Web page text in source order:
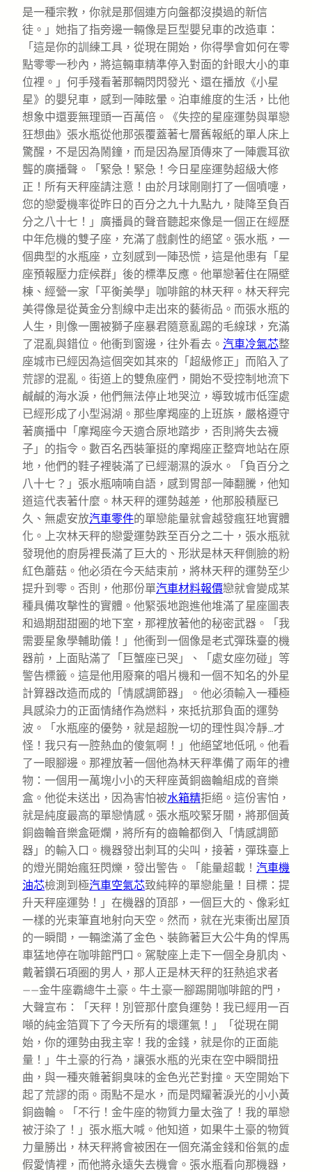
是一種宗教，你就是那個連方向盤都沒摸過的新信
徒。」她指了指旁邊一輛像是巨型嬰兒車的改造車：
「這是你的訓練工具，從現在開始，你得學會如何在零
點零零一秒內，將這輛車精準停入對面的針眼大小的車
位裡。」何手殘看著那輛閃閃發光、還在播放《小星
星》的嬰兒車，感到一陣眩暈。泊車維度的生活，比他
想象中還要無理頭一百萬倍。《失控的星座運勢與單戀
狂想曲》張水瓶從他那張覆蓋著七層舊報紙的單人床上
驚醒，不是因為鬧鐘，而是因為屋頂傳來了一陣震耳欲
聾的廣播聲。「緊急！緊急！今日星座運勢超級大修
正！所有天秤座請注意！由於月球剛剛打了一個噴嚏，
您的戀愛機率從昨日的百分之九十九點九，陡降至負百
分之八十七！」廣播員的聲音聽起來像是一個正在經歷
中年危機的雙子座，充滿了戲劇性的絕望。張水瓶，一
個典型的水瓶座，立刻感到一陣恐慌，這是他患有「星
座預報壓力症候群」後的標準反應。他單戀著住在隔壁
棟、經營一家「平衡美學」咖啡館的林天秤。林天秤完
美得像是從黃金分割線中走出來的藝術品。而張水瓶的
人生，則像一團被獅子座暴君隨意亂踢的毛線球，充滿
了混亂與錯位。他衝到窗邊，往外看去。 汽車冷氣芯整
座城市已經因為這個突如其來的「超級修正」而陷入了
荒謬的混亂。街道上的雙魚座們，開始不受控制地流下
鹹鹹的海水淚，他們無法停止地哭泣，導致城市低窪處
已經形成了小型潟湖。那些摩羯座的上班族，嚴格遵守
著廣播中「摩羯座今天適合原地踏步，否則將失去襪
子」的指令。數百名西裝筆挺的摩羯座正整齊地站在原
地，他們的鞋子裡裝滿了已經潮濕的淚水。「負百分之
八十七？」張水瓶喃喃自語，感到胃部一陣翻騰，他知
道這代表著什麼。林天秤的運勢越差，他那股積壓已
久、無處安放汽車零件的單戀能量就會越發瘋狂地實體
化。上次林天秤的戀愛運勢跌至百分之二十，張水瓶就
發現他的廚房裡長滿了巨大的、形狀是林天秤側臉的粉
紅色蘑菇。他必須在今天結束前，將林天秤的運勢至少
提升到零。否則，他那份單汽車材料報價戀就會變成某
種具備攻擊性的實體。他緊張地跑進他堆滿了星座圖表
和過期甜甜圈的地下室，那裡放著他的秘密武器。「我
需要星象學輔助儀！」他衝到一個像是老式彈珠臺的機
器前，上面貼滿了「巨蟹座已哭」、「處女座勿碰」等
警告標籤。這是他用廢棄的唱片機和一個不知名的外星
計算器改造而成的「情感調節器」。他必須輸入一種極
具感染力的正面情緒作為燃料，來抵抗那負面的運勢
波。「水瓶座的優勢，就是超脫一切的理性與冷靜…才
怪！我只有一腔熱血的傻氣啊！」他絕望地低吼。他看
了一眼腳邊。那裡放著一個他為林天秤準備了兩年的禮
物：一個用一萬塊小小的天秤座黃銅齒輪組成的音樂
盒。他從未送出，因為害怕被水箱精拒絕。這份害怕，
就是純度最高的單戀情感。張水瓶咬緊牙關，將那個黃
銅齒輪音樂盒砸爛，將所有的齒輪都倒入「情感調節
器」的輸入口。機器發出刺耳的尖叫，接著，彈珠臺上
的燈光開始瘋狂閃爍，發出警告。「能量超載！ 汽車機
油芯檢測到極汽車空氣芯致純粹的單戀能量！目標：提
升天秤座運勢！」在機器的頂部，一個巨大的、像彩虹
一樣的光束筆直地射向天空。然而，就在光束衝出屋頂
的一瞬間，一輛塗滿了金色、裝飾著巨大公牛角的悍馬
車猛地停在咖啡館門口。駕駛座上走下一個全身肌肉、
戴著鑽石項圈的男人，那人正是林天秤的狂熱追求者
——金牛座霸總牛土豪。牛土豪一腳踢開咖啡館的門，
大聲宣布：「天秤！別管那什麼負運勢！我已經用一百
噸的純金箔買下了今天所有的壞運氣！」「從現在開
始，你的運勢由我主宰！我的金錢，就是你的正面能
量！」牛土豪的行為，讓張水瓶的光束在空中瞬間扭
曲，與一種夾雜著銅臭味的金色光芒對撞。天空開始下
起了荒謬的雨。雨點不是水，而是閃耀著淚光的小小黃
銅齒輪。「不行！金牛座的物質力量太強了！我的單戀
被汙染了！」張水瓶大喊。他知道，如果牛土豪的物質
力量勝出，林天秤將會被困在一個充滿金錢和俗氣的虛
假愛情裡，而他將永遠失去機會。張水瓶看向那機器，